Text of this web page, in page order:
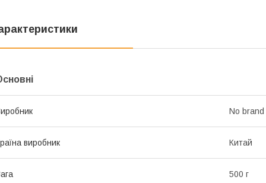
No brand
виробник Китай
500 г